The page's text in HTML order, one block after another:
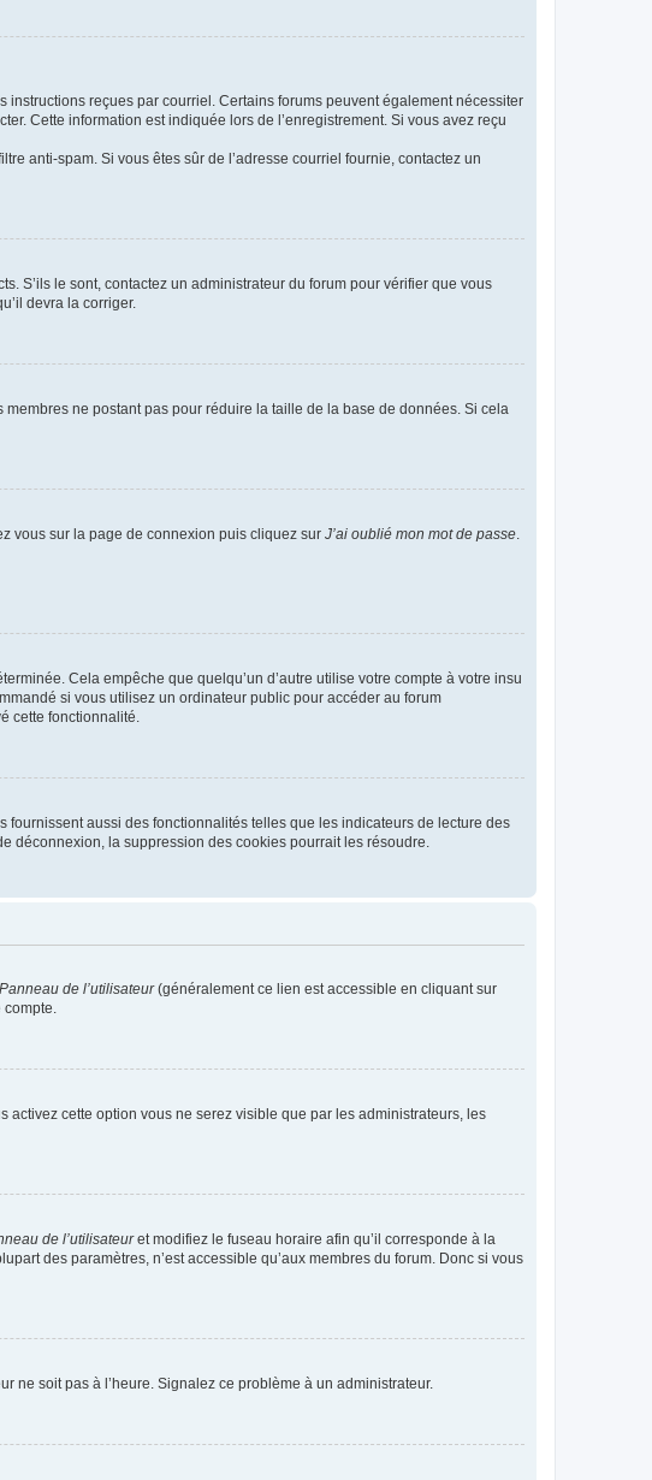
reçues par courriel. Certains forums peuvent également nécessiter
Cette information est indiquée lors de l’enregistrement. Si vous avez reçu
anti-spam. Si vous êtes sûr de l’adresse courriel fournie, contactez un
S’ils le sont, contactez un administrateur du forum pour vérifier que vous
devra la corriger.
ne postant pas pour réduire la taille de la base de données. Si cela
vous sur la page de connexion puis cliquez sur J’ai oublié mon mot de passe.
Cela empêche que quelqu’un d’autre utilise votre compte à votre insu
si vous utilisez un ordinateur public pour accéder au forum
cette fonctionnalité.
aussi des fonctionnalités telles que les indicateurs de lecture des
déconnexion, la suppression des cookies pourrait les résoudre.
Panneau de l’utilisateur(généralement ce lien est accessible en cliquant sur
compte.
activez cette option vous ne serez visible que par les administrateurs, les
de l’utilisateuret modifiez le fuseau horaire afin qu’il corresponde à la
des paramètres, n’est accessible qu’aux membres du forum. Donc si vous
ne soit pas à l’heure. Signalez ce problème à un administrateur.